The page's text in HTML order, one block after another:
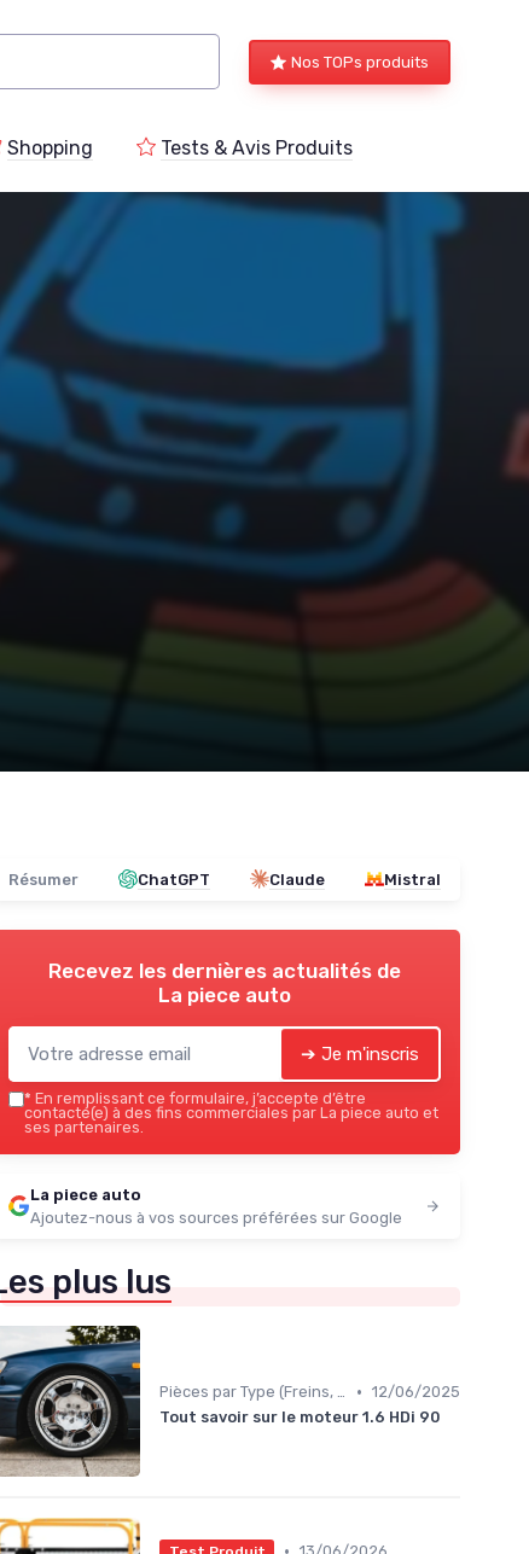
Nos TOPs produits
Shopping Tests & Avis Produits
Résumer ChatGPT Claude Mistral
Recevez les dernières actualités de
La piece auto
➔ Je m'inscris
* En remplissant ce formulaire, j’accepte d’être
contacté(e) à des fins commerciales par La piece auto et
ses partenaires.
La piece auto
Ajoutez-nous à vos sources préférées sur Google
plus lus
Pièces par Type (Freins, Moteur, etc.) • 12/06/2025
Tout savoir sur le moteur 1.6 HDi 90